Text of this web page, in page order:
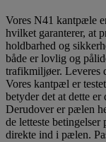
Vores N41 kantpæle
hvilket garanterer, at
holdbarhed og
både er lovlig og
trafikmiljøer. Leveres
Vores kantpæl er
betyder det at dette
Derudover er pælen
de letteste
direkte ind i pælen.